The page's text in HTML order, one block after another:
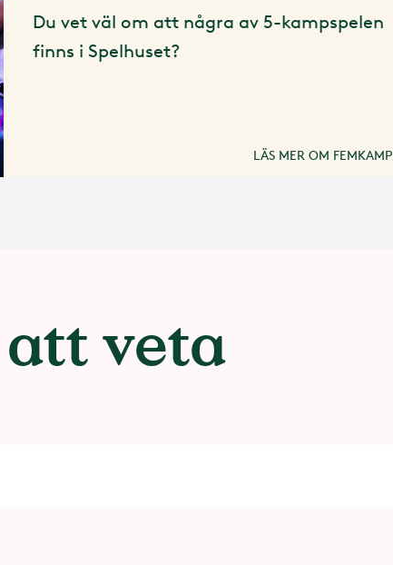
Du vet väl om att några av 5-kampspelen
finns i Spelhuset?
LÄS MER OM FEMKAMP
veta